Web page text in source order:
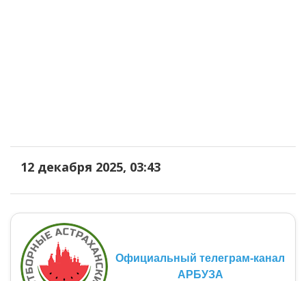
12 декабря 2025, 03:43
Официальный телеграм-канал
АРБУЗА